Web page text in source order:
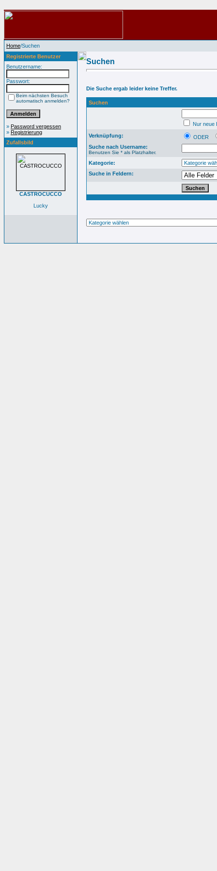
Home/Suchen
Registrierte Benutzer
Benutzername:
Passwort:
Beim nächsten Besuch
automatisch anmelden?
» Password vergessen
» Registrierung
Zufallsbild
CASTROCUCCO
Lucky
Suchen
Die Suche ergab leider keine Treffer.
Suchen
Nur neue
Verknüpfung:
ODER
Suche nach Username:
Benutzen Sie * als Platzhalter.
Kategorie:
Suche in Feldern: